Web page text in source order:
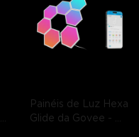
Painéis de Luz Hexa
Glide da Govee -